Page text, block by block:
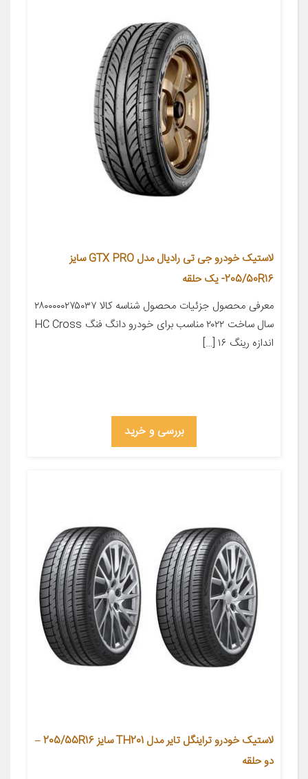
لاستیک خودرو جی تی رادیال مدل GTX PRO سایز
205/50R16- یک حلقه
معرفی محصول جزئیات محصول شناسه کالا ۲۸۰۰۰۰۰۲۷۵۰۳۷
سال ساخت ۲۰۲۲ مناسب برای خودرو دانگ فنگ HC Cross
اندازه رینگ ۱۶ […]
بررسی و خرید
لاستیک خودرو تراینگل تایر مدل TH201 سایز 205/55R16 –
دو حلقه